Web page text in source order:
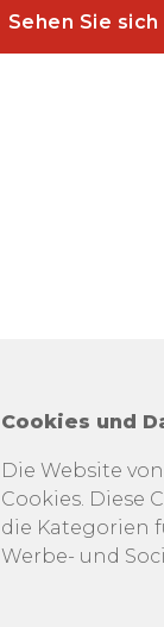
Sehen Sie
Cookies und
Die Website
Cookies. Diese
die Kategorien
Werbe- und